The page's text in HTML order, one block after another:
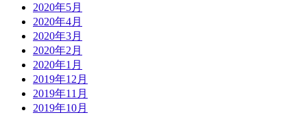
2020年5月
2020年4月
2020年3月
2020年2月
2020年1月
2019年12月
2019年11月
2019年10月